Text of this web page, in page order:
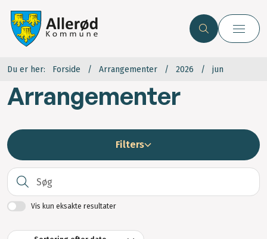
Du er her: Forside Arrangementer 2026 jun
Arrangementer
Filters
Vis kun eksakte resultater